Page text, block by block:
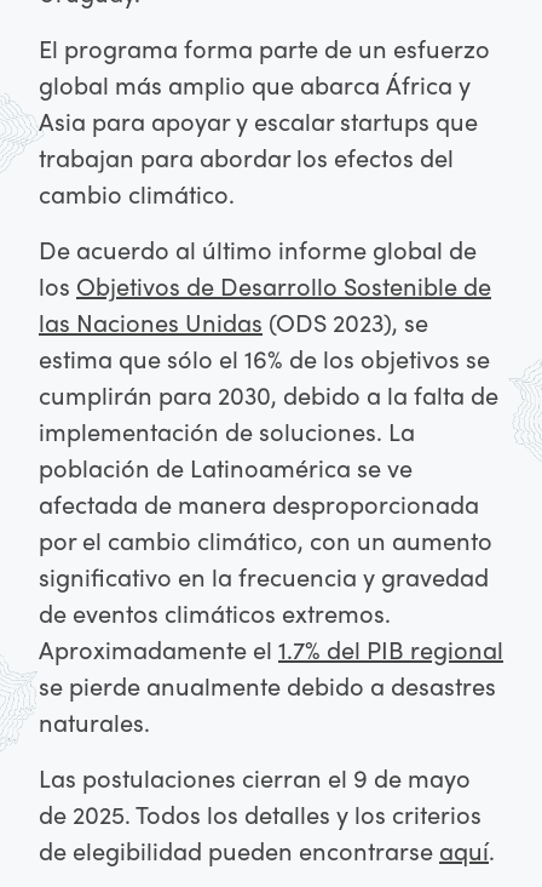
El programa forma parte de un esfuerzo
global más amplio que abarca África y
Asia para apoyar y escalar startups que
trabajan para abordar los efectos del
cambio climático.
De acuerdo al último informe global de
los Objetivos de Desarrollo Sostenible de
las Naciones Unidas (ODS 2023), se
estima que sólo el 16% de los objetivos se
cumplirán para 2030, debido a la falta de
implementación de soluciones. La
población de Latinoamérica se ve
afectada de manera desproporcionada
por el cambio climático, con un aumento
significativo en la frecuencia y gravedad
de eventos climáticos extremos.
Aproximadamente el 1.7% del PIB regional
se pierde anualmente debido a desastres
naturales.
Las postulaciones cierran el 9 de mayo
de 2025. Todos los detalles y los criterios
de elegibilidad pueden encontrarse aquí.